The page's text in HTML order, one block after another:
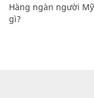
Hàng ngàn người
gì?